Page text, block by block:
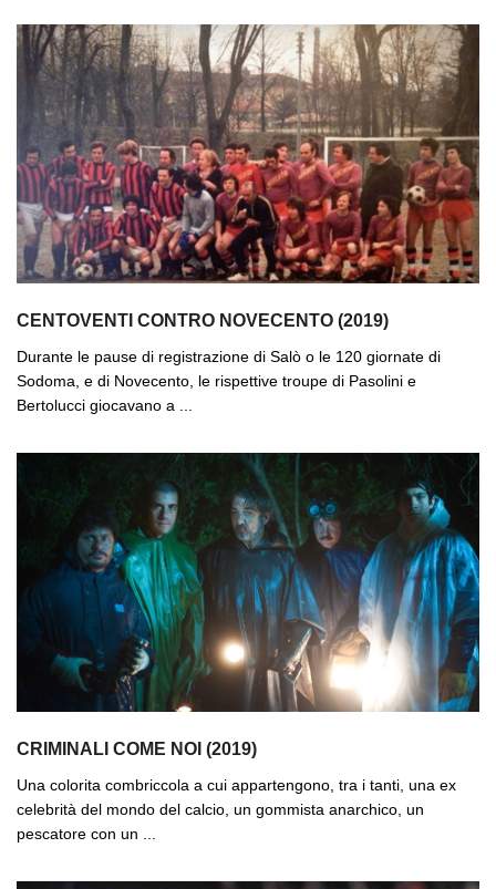
CENTOVENTI CONTRO NOVECENTO (2019)
Durante le pause di registrazione di Salò o le 120 giornate di
Sodoma, e di Novecento, le rispettive troupe di Pasolini e
Bertolucci giocavano a ...
CRIMINALI COME NOI (2019)
Una colorita combriccola a cui appartengono, tra i tanti, una ex
celebrità del mondo del calcio, un gommista anarchico, un
pescatore con un ...